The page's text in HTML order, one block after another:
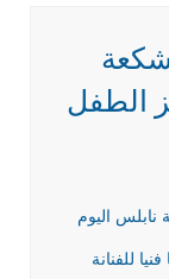
الطفل
نابلس اليوم
للفنانة